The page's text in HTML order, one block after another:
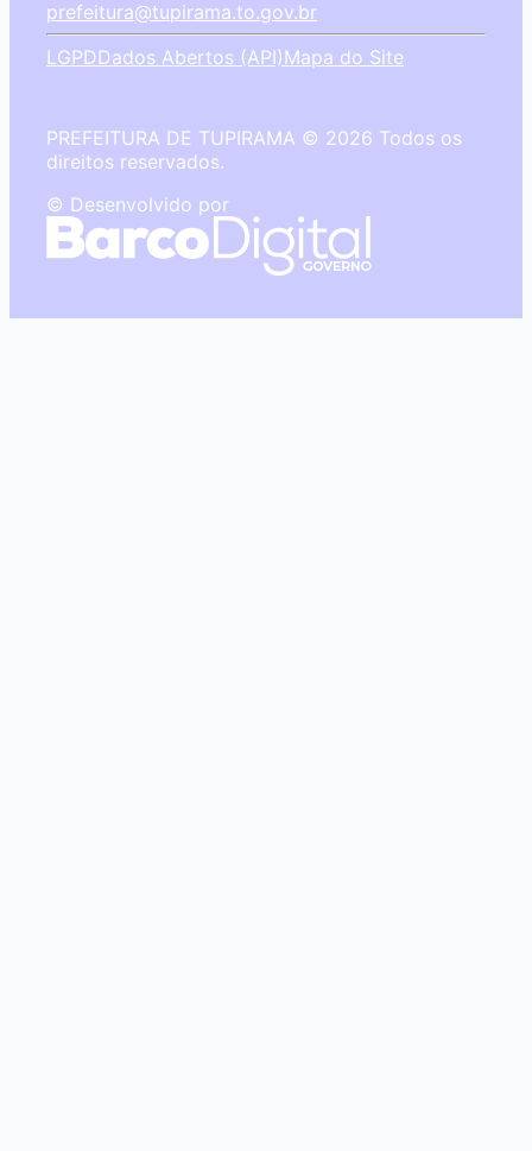
prefeitura@tupirama.to.gov.br
LGPDDados Abertos (API)Mapa do Site
PREFEITURA DE TUPIRAMA © 2026 Todos os
direitos reservados.
© Desenvolvido por